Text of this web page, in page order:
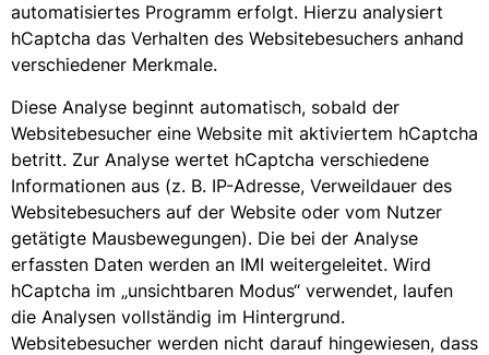
automatisiertes Programm erfolgt. Hierzu analysiert
hCaptcha das Verhalten des Websitebesuchers anhand
verschiedener Merkmale.
Diese Analyse beginnt automatisch, sobald der
Websitebesucher eine Website mit aktiviertem hCaptcha
betritt. Zur Analyse wertet hCaptcha verschiedene
Informationen aus (z. B. IP-Adresse, Verweildauer des
Websitebesuchers auf der Website oder vom Nutzer
getätigte Mausbewegungen). Die bei der Analyse
erfassten Daten werden an IMI weitergeleitet. Wird
hCaptcha im „unsichtbaren Modus“ verwendet, laufen
die Analysen vollständig im Hintergrund.
Websitebesucher werden nicht darauf hingewiesen, dass